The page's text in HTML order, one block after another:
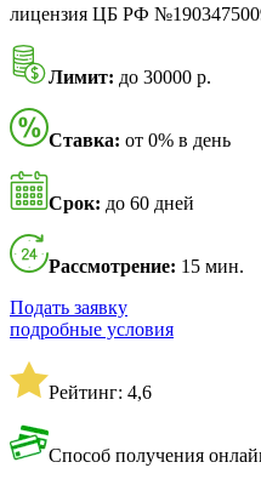
лицензия ЦБ РФ
Лимит: до 30000 р.
Ставка: от 0% в день
Срок: до 60 дней
Рассмотрение: 15 мин.
Подать заявку
подробные условия
Рейтинг: 4,6
Способ получения